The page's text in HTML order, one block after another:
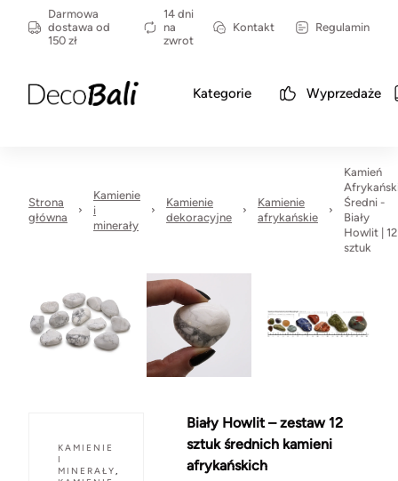
Darmowa
dostawa od
150 zł
14 dni
na
zwrot
Kontakt Regulamin
Kategorie Wyprzedaże
Strona
główna
Kamienie
i
minerały
Kamienie
dekoracyjne
Kamienie
afrykańskie
Kamień
Średni -
Biały
Howlit | 12
sztuk
KAMIENIE
I
MINERAŁY,
Biały Howlit – zestaw 12
sztuk średnich kamieni
afrykańskich